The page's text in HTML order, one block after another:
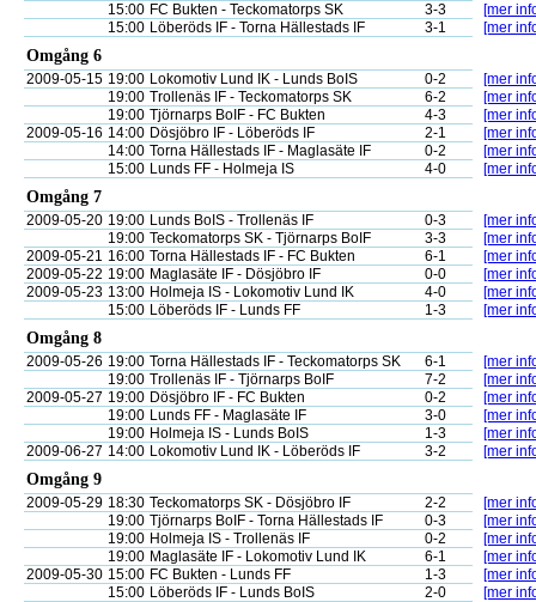
15:00 FC Bukten - Teckomatorps SK 3-3
[mer
15:00 Löberöds IF - Torna Hällestads IF 3-1 [mer
Omgång 6
2009-05-15 19:00 Lokomotiv Lund IK - Lunds BoIS 0-2
[mer
19:00 Trollenäs IF - Teckomatorps SK 6-2
[mer
19:00 Tjörnarps BoIF - FC Bukten 4-3
[mer
2009-05-16 14:00 Dösjöbro IF - Löberöds IF 2-1
[mer
14:00 Torna Hällestads IF - Maglasäte IF 0-2
[mer
15:00 Lunds FF - Holmeja IS 4-0 [mer
Omgång 7
2009-05-20 19:00 Lunds BoIS - Trollenäs IF 0-3
[mer
19:00 Teckomatorps SK - Tjörnarps BoIF 3-3
[mer
2009-05-21 16:00 Torna Hällestads IF - FC Bukten 6-1
[mer
2009-05-22 19:00 Maglasäte IF - Dösjöbro IF 0-0
[mer
2009-05-23 13:00 Holmeja IS - Lokomotiv Lund IK 4-0
[mer
15:00 Löberöds IF - Lunds FF 1-3 [mer
Omgång 8
2009-05-26 19:00 Torna Hällestads IF - Teckomatorps SK 6-1
[mer
19:00 Trollenäs IF - Tjörnarps BoIF 7-2
[mer
2009-05-27 19:00 Dösjöbro IF - FC Bukten 0-2
[mer
19:00 Lunds FF - Maglasäte IF 3-0
[mer
19:00 Holmeja IS - Lunds BoIS 1-3
[mer
2009-06-27 14:00 Lokomotiv Lund IK - Löberöds IF 3-2 [mer
Omgång 9
2009-05-29 18:30 Teckomatorps SK - Dösjöbro IF 2-2
[mer
19:00 Tjörnarps BoIF - Torna Hällestads IF 0-3
[mer
19:00 Holmeja IS - Trollenäs IF 0-2
[mer
19:00 Maglasäte IF - Lokomotiv Lund IK 6-1
[mer
2009-05-30 15:00 FC Bukten - Lunds FF 1-3
[mer
15:00 Löberöds IF - Lunds BoIS 2-0 [mer